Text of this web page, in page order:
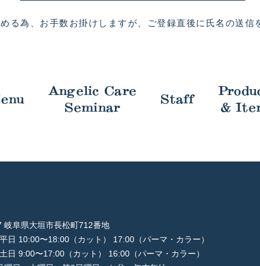
る為、お手数お掛けしますが、 ご登録直後に氏名の送信
Angelic Care
Seminar
Staff
&
岐阜県大垣市長松町712番地
日 10:00〜18:00（カット） 17:00（パーマ・カラー）
日 9:00〜17:00（カット） 16:00（パーマ・カラー）